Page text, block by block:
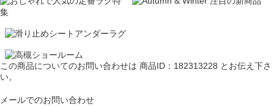
この商品についてのお問い合わせは 商品ID：182313228 とお伝え下さ
い。
メールでのお問い合わせ